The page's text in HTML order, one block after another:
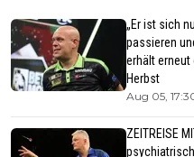
„Er ist sich
passieren
erhält erneut
Herbst
Aug 05,
ZEITREISE